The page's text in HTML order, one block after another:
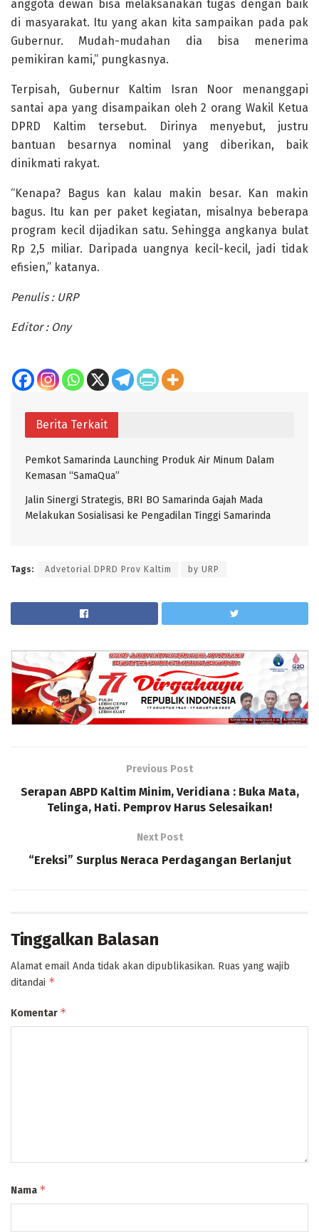
anggota dewan bisa melaksanakan tugas dengan baik
di masyarakat. Itu yang akan kita sampaikan pada pak
Gubernur. Mudah-mudahan dia bisa menerima
pemikiran kami,” pungkasnya.
Terpisah, Gubernur Kaltim Isran Noor menanggapi
santai apa yang disampaikan oleh 2 orang Wakil Ketua
DPRD Kaltim tersebut. Dirinya menyebut, justru
bantuan besarnya nominal yang diberikan, baik
dinikmati rakyat.
“Kenapa? Bagus kan kalau makin besar. Kan makin
bagus. Itu kan per paket kegiatan, misalnya beberapa
program kecil dijadikan satu. Sehingga angkanya bulat
Rp 2,5 miliar. Daripada uangnya kecil-kecil, jadi tidak
efisien,” katanya.
Penulis : URP
Editor : Ony
Berita Terkait
Pemkot Samarinda Launching Produk Air Minum Dalam
Kemasan “SamaQua”
Jalin Sinergi Strategis, BRI BO Samarinda Gajah Mada
Melakukan Sosialisasi ke Pengadilan Tinggi Samarinda
Tags: Advetorial DPRD Prov Kaltim by URP
Previous Post
Serapan ABPD Kaltim Minim, Veridiana : Buka Mata,
Telinga, Hati. Pemprov Harus Selesaikan!
Next Post
“Ereksi” Surplus Neraca Perdagangan Berlanjut
Tinggalkan Balasan
Alamat email Anda tidak akan dipublikasikan. Ruas yang wajib
ditandai *
Komentar *
Nama *